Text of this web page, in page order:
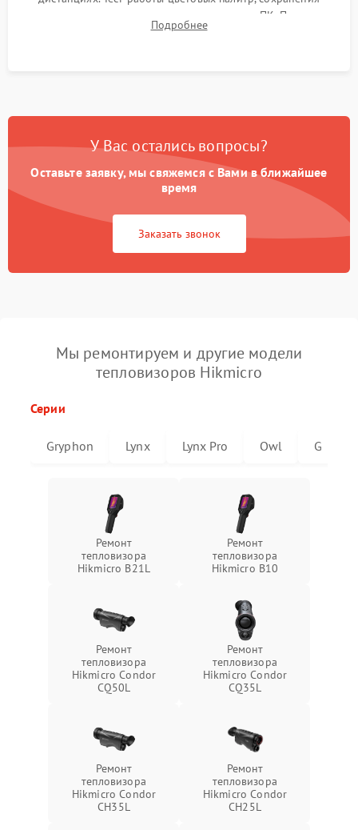
термограмм в память и передачи данных на ПК. Проверка
автономности работы и итоговый контроль качества.
Подробнее
У Вас остались вопросы?
Оставьте заявку, мы свяжемся с Вами в ближайшее
время
Заказать звонок
Мы ремонтируем и другие модели
тепловизоров Hikmicro
Серии
Gryphon Lynx Lynx Pro Owl G
Ремонт
тепловизора
Hikmicro B21L
Ремонт
тепловизора
Hikmicro B10
Ремонт
тепловизора
Hikmicro Condor
CQ50L
Ремонт
тепловизора
Hikmicro Condor
CQ35L
Ремонт
тепловизора
Hikmicro Condor
CH35L
Ремонт
тепловизора
Hikmicro Condor
CH25L